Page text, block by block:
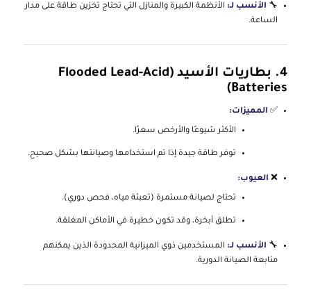
🔧 الأنسب لـ: الأنظمة الكبيرة والمنازل التي تحتاج تخزين طاقة على مدار
الساعة.
4.
بطاريات الأسيد (Flooded Lead-Acid
Batteries)
✅ المميزات:
الأكثر شيوعًا والأرخص سعرًا.
توفر طاقة جيدة إذا تم استخدامها وصيانتها بشكل صحيح.
❌ العيوب:
تحتاج لصيانة مستمرة (تعبئة مياه، فحص دوري).
تطلق أبخرة، وقد تكون خطيرة في الأماكن المغلقة.
🔧 الأنسب لـ: المستخدمين ذوي الميزانية المحدودة الذين يمكنهم
متابعة الصيانة الدورية.